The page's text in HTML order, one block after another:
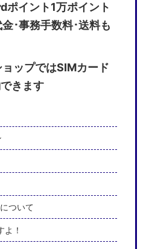
ポイント1万ポイント
･事務手数料･送料も
ップではSIMカード
きます
ついて
！